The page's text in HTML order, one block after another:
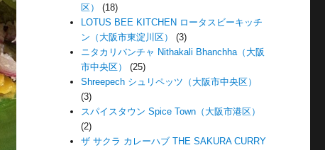
区）
(18)
LOTUS BEE KITCHEN ロータスビーキッチ
ン（大阪市東淀川区）
(3)
ニタカリバンチャ Nithakali Bhanchha（大阪
市中央区）
(25)
Shreepech シュリペッツ（大阪市中央区）
(3)
スパイスタウン Spice Town（大阪市港区）
(2)
ザ サクラ カレーハブ THE SAKURA CURRY